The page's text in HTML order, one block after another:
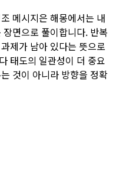
메시지은 해몽에서는 내
면으로 풀이합니다. 반복
제가 남아 있다는 뜻으로
태도의 일관성이 더 중요
것이 아니라 방향을 정확